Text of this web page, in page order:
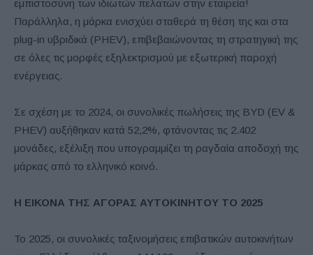
εμπιστοσύνη των ιδιωτών πελατών στην εταιρεία!
Παράλληλα, η μάρκα ενισχύει σταθερά τη θέση της και στα
plug-in υβριδικά (PHEV), επιβεβαιώνοντας τη στρατηγική της
σε όλες τις μορφές εξηλεκτρισμού με εξωτερική παροχή
ενέργειας.
Σε σχέση με το 2024, οι συνολικές πωλήσεις της BYD (EV &
PHEV) αυξήθηκαν κατά 52,2%, φτάνοντας τις 2.402
μονάδες, εξέλιξη που υπογραμμίζει τη ραγδαία αποδοχή της
μάρκας από το ελληνικό κοινό.
Η ΕΙΚΟΝΑ ΤΗΣ ΑΓΟΡΑΣ ΑΥΤΟΚΙΝΗΤΟΥ ΤΟ 2025
Το 2025, οι συνολικές ταξινομήσεις επιβατικών αυτοκινήτων